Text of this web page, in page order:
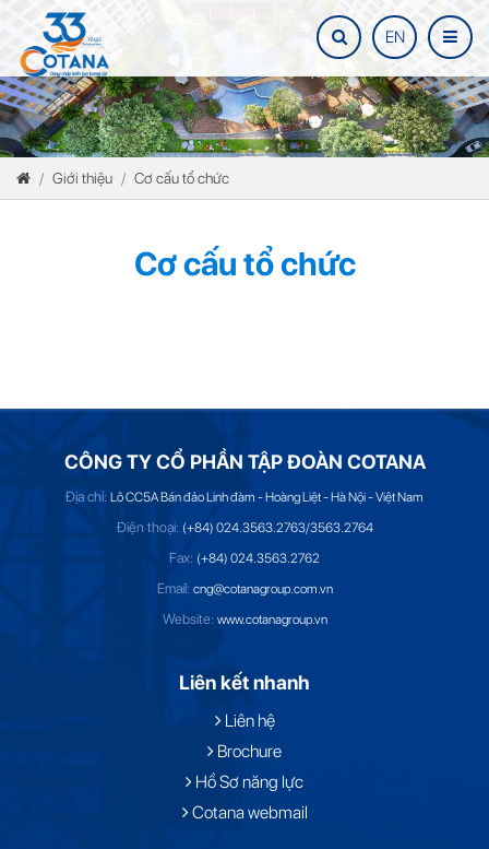
EN
Giới thiệu Cơ cấu tổ chức
Cơ cấu tổ chức
CÔNG TY CỔ PHẦN TẬP ĐOÀN COTANA
Địa chỉ: Lô CC5A Bán đảo Linh đàm - Hoàng Liệt - Hà Nội - Việt Nam
Điện thoại: (+84) 024.3563.2763/3563.2764
Fax: (+84) 024.3563.2762
Email: cng@cotanagroup.com.vn
Website: www.cotanagroup.vn
Liên kết nhanh
Liên hệ
Brochure
Hồ Sơ năng lực
Cotana webmail